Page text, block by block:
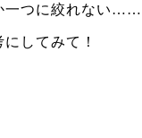
一つに絞れない……
してみて！